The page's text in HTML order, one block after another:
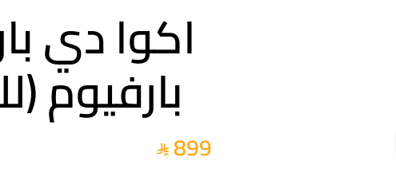
اكوا دي
بارفيوم
899